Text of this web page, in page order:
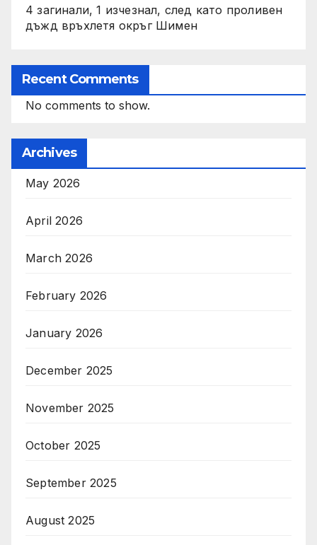
4 загинали, 1 изчезнал, след като проливен
дъжд връхлетя окръг Шимен
Recent Comments
No comments to show.
Archives
May 2026
April 2026
March 2026
February 2026
January 2026
December 2025
November 2025
October 2025
September 2025
August 2025